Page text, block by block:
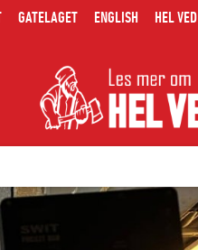
GATELAGET ENGLISH HEL VED